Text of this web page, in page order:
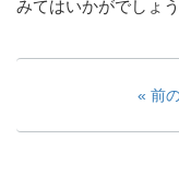
みてはいかがでしょう
前